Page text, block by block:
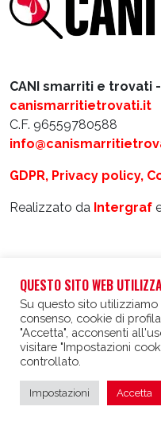
CANI smarriti e trovati -
canismarritietrovati.it
C.F. 96559780588
GDPR, Privacy policy,
Realizzato da Intergraf
QUESTO SITO WEB
Su questo sito
consenso, cookie di
"Accetta", acconsenti
visitare "Impostazioni
controllato.
Impostazioni Accetta